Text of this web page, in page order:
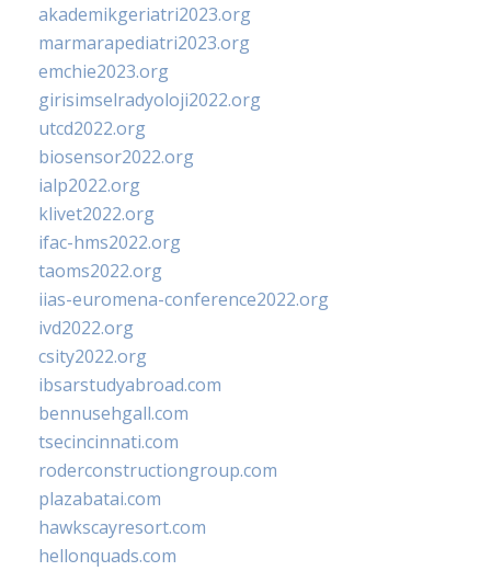
akademikgeriatri2023.org
marmarapediatri2023.org
emchie2023.org
girisimselradyoloji2022.org
utcd2022.org
biosensor2022.org
ialp2022.org
klivet2022.org
ifac-hms2022.org
taoms2022.org
iias-euromena-conference2022.org
ivd2022.org
csity2022.org
ibsarstudyabroad.com
bennusehgall.com
tsecincinnati.com
roderconstructiongroup.com
plazabatai.com
hawkscayresort.com
hellonquads.com